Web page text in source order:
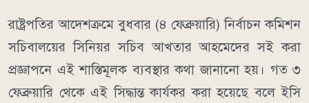
রাষ্ট্রপতির আদেশক্রমে বুধবার (৪ ফেব্রুয়ারি) নির্বাচন কমিশন
সচিবালয়ের সিনিয়র সচিব আখতার আহমেদের সই করা
প্রজ্ঞাপনে এই শাস্তিমূলক ব্যবস্থার কথা জানানো হয়। গত ৩
ফেব্রুয়ারি থেকে এই সিদ্ধান্ত কার্যকর করা হয়েছে বলে ইসি